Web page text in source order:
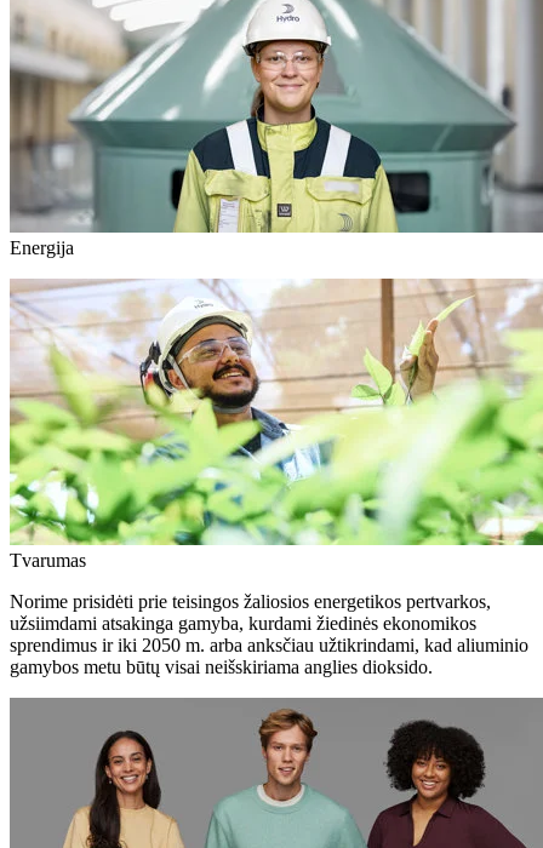
Energija
Tvarumas
Norime prisidėti prie teisingos žaliosios energetikos pertvarkos,
užsiimdami atsakinga gamyba, kurdami žiedinės ekonomikos
sprendimus ir iki 2050 m. arba anksčiau užtikrindami, kad aliuminio
gamybos metu būtų visai neišskiriama anglies dioksido.